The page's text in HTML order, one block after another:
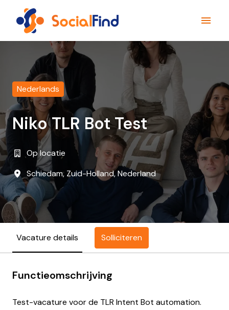
content
Homepage
Nederlands
Niko TLR Bot Test
Op locatie
Schiedam, Zuid-Holland,Nederland
Vacature details Solliciteren
Functieomschrijving
Test-vacature voor de TLR Intent Bot automation.